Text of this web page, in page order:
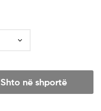
Shto në shportë